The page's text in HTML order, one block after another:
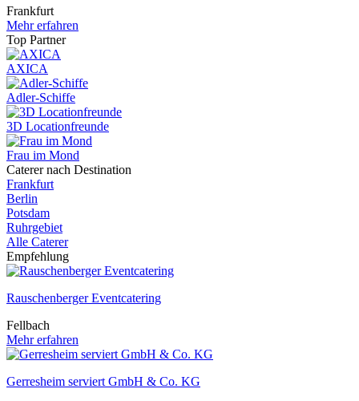
Frankfurt
Mehr erfahren
Top Partner
AXICA
Adler-Schiffe
3D Locationfreunde
Frau im Mond
Caterer nach Destination
Frankfurt
Berlin
Potsdam
Ruhrgebiet
Alle Caterer
Empfehlung
Rauschenberger Eventcatering
Fellbach
Mehr erfahren
Gerresheim serviert GmbH & Co. KG